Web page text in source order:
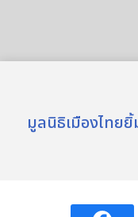
มูลนิธิเมืองไทย